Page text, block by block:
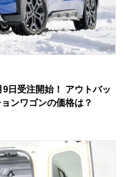
日受注開始！ アウトバッ
ンワゴンの価格は？